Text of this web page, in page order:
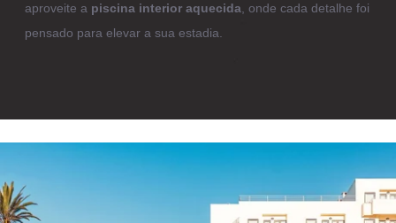
aproveite a piscina interior aquecida, onde cada detalhe foi
pensado para elevar a sua estadia.